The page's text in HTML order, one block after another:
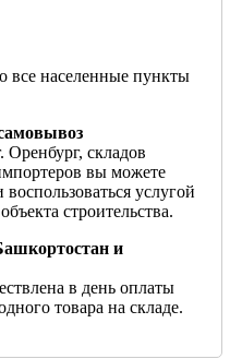
все населенные пункты
Оренбург, складов
вы можете
воспользоваться услугой
строительства.
и
в день оплаты
товара на складе.